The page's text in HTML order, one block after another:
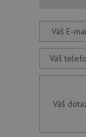
Váš E-
Váš
Váš